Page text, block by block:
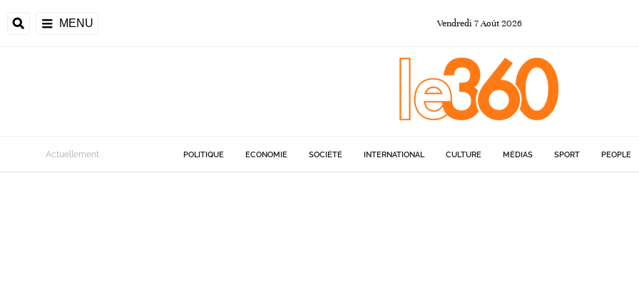
MENU Vendredi 7Août 2026
Actuellement POLITIQUE ECONOMIE SOCIÉTÉ INTERNATIONAL CULTURE MÉDIAS SPORT PEOPLE